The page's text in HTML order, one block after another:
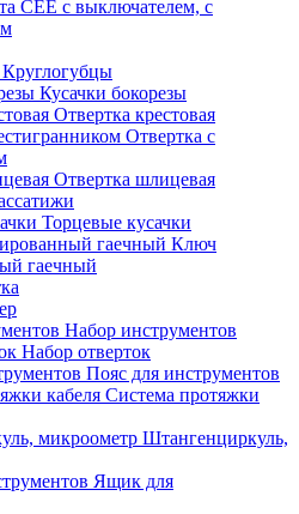
СЕЕ с выключателем, с
Круглогубцы
Кусачки бокорезы
Отвертка крестовая
Отвертка с
Отвертка шлицевая
Торцевые кусачки
Ключ
гаечный
Набор инструментов
Набор отверток
Пояс для инструментов
Система протяжки
Штангенциркуль,
Ящик для